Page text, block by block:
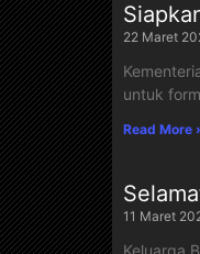
22 Maret
untuk
Read More
11 Maret